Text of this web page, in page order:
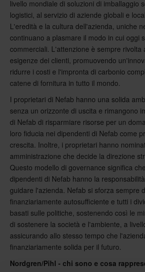
livello mondiale di soluzioni di imballaggio
logistici, al servizio di aziende globali e
L'eredità e la cultura dell'azienda, uniche
continuano a plasmare il modo in cui oggi
commerciali. L'attenzione è sempre rivolta
esigenze dei clienti, promuovendo
ridurre i costi e l'impronta di carbonio
catene di fornitura in tutto il mondo.
I proprietari di Nefab hanno una solida
senza un orizzonte di uscita e rimangono
di Nefab di risparmiare risorse per un
loro fiducia nei dipendenti di Nefab come
crescita. Inoltre, i proprietari hanno
amministrazione che decide la direzione
Questo modello di governance significa
dipendenti di Nefab hanno la
guidare l'azienda. Nefab si sforza sempre
finanziariamente autosufficiente e tutti i
basati sulle politiche, sostenendo così le
di sostenere la società e l'ambiente, a
assicurando allo stesso tempo che
finanziariamente solida per il futuro.
Nordgren/Pihl - chi sono e cosa